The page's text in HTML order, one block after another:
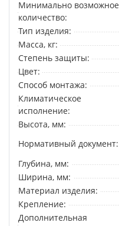
Минимально возможное
количество:
Тип изделия:
Масса, кг:
Степень защиты:
Цвет:
Способ монтажа:
Климатическое
исполнение:
Высота, мм:
Нормативный документ:
Глубина, мм:
Ширина, мм:
Материал изделия:
Крепление:
Дополнительная